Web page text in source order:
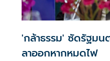
'กล้าธรรม' ซัดรัฐม
ลาออกหากหมดไฟ